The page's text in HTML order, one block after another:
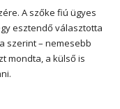
A szőke fiú ügyes
esztendő választotta
szerint – nemesebb
mondta, a külső is